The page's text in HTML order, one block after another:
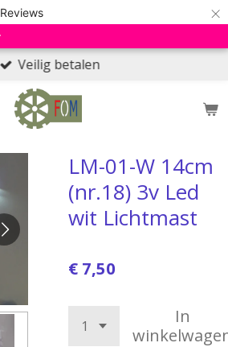
Reviews ×
Veilig betalen
LM-01-W 14cm
(nr.18) 3v Led
wit Lichtmast
€ 7,50
In